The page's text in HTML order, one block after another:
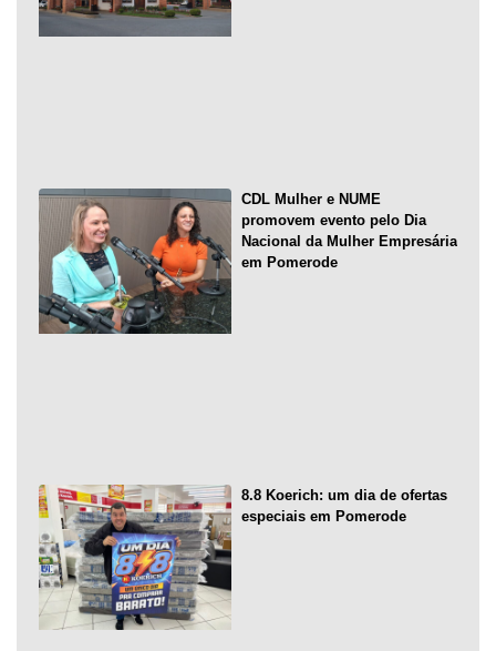
CDL Mulher e NUME
promovem evento pelo Dia
Nacional da Mulher Empresária
em Pomerode
8.8 Koerich: um dia de ofertas
especiais em Pomerode